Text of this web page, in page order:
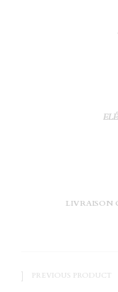
LIVRAISON
PREVIOUS PRODUCT